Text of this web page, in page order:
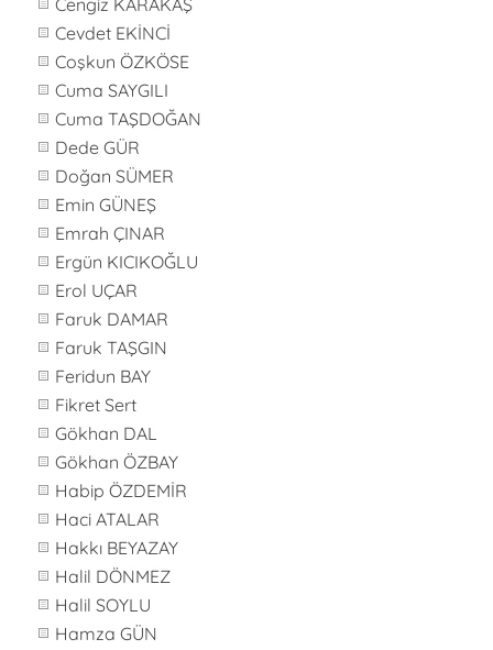
Cengiz KARAKAŞ
Cevdet EKİNCİ
Coşkun ÖZKÖSE
Cuma SAYGILI
Cuma TAŞDOĞAN
Dede GÜR
Doğan SÜMER
Emin GÜNEŞ
Emrah ÇINAR
Ergün KICIKOĞLU
Erol UÇAR
Faruk DAMAR
Faruk TAŞGIN
Feridun BAY
Fikret Sert
Gökhan DAL
Gökhan ÖZBAY
Habip ÖZDEMİR
Haci ATALAR
Hakkı BEYAZAY
Halil DÖNMEZ
Halil SOYLU
Hamza GÜN